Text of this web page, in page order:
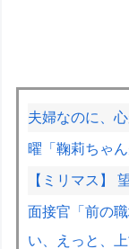
夫婦なのに、
曜「鞠莉ちゃ
【ミリマス】
面接官「前の
い、えっと、